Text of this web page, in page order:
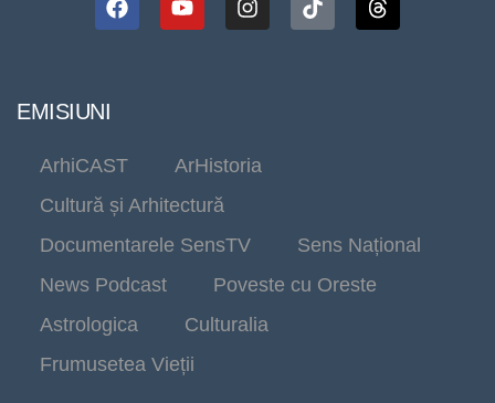
EMISIUNI
ArhiCAST
ArHistoria
Cultură și Arhitectură
Documentarele SensTV
Sens Național
News Podcast
Poveste cu Oreste
Astrologica
Culturalia
Frumusetea Vieții